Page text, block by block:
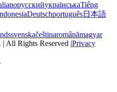
русскийукраїнськаTiếng
Deutschportuguês日本語
svenskačeštinaromânămagyar
All Rights Reserved |Privacy